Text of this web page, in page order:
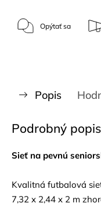
Opýtať sa
Popis
Podrobný popis
Sieť na pevnú
Kvalitná futbalová
7,32 x 2,44 x 2 m